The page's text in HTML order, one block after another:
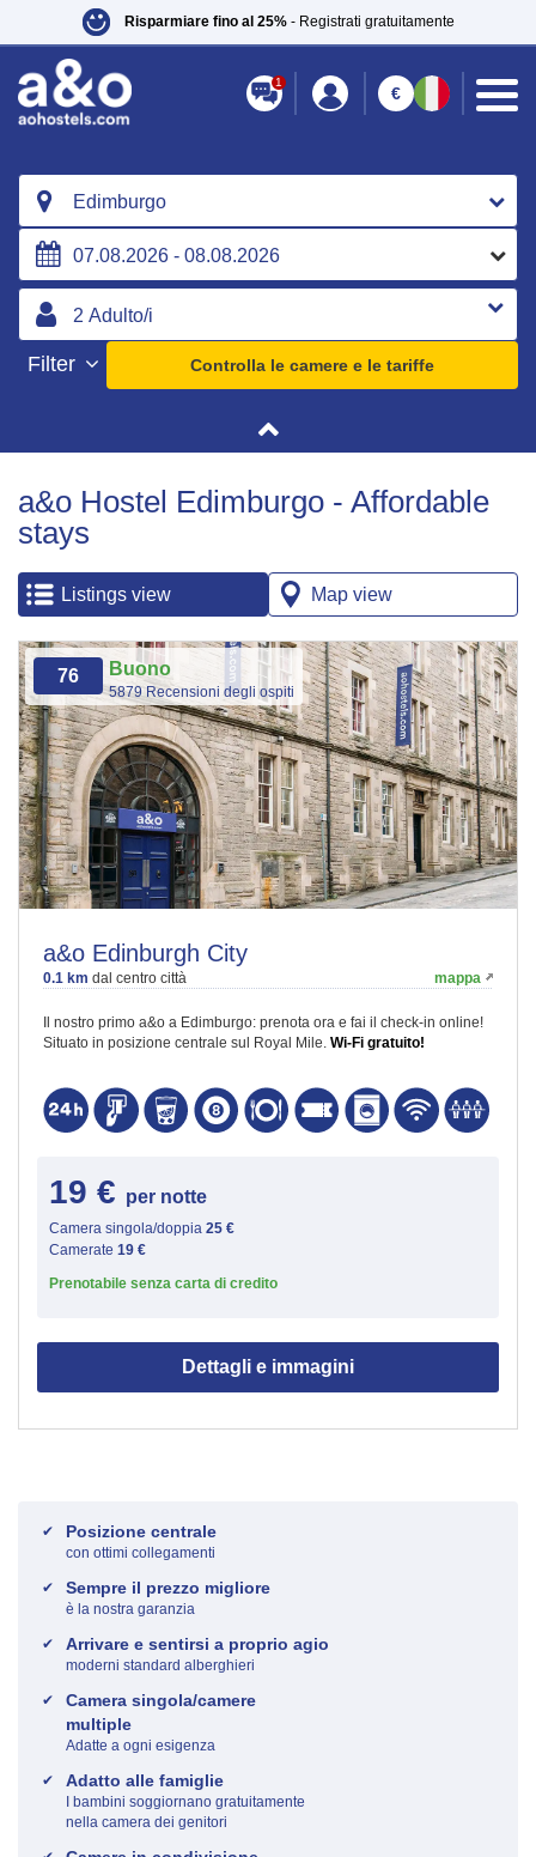
Risparmiare fino al 25% - Registrati gratuitamente
1
€
Edimburgo
Filter Controlla le camere e le tariffe
a&o Hostel Edimburgo - Affordable
stays
Listings view Map view
76 Buono
5879 Recensioni degli ospiti
a&o Edinburgh City
0.1 km dal centro città mappa
Il nostro primo a&o a Edimburgo: prenota ora e fai il check-in online!
Situato in posizione centrale sul Royal Mile. Wi-Fi gratuito!
19 € per notte
Camera singola/doppia 25 €
Camerate 19 €
Prenotabile senza carta di credito
Dettagli e immagini
Posizione centrale
con ottimi collegamenti
Sempre il prezzo migliore
è la nostra garanzia
Arrivare e sentirsi a proprio agio
moderni standard alberghieri
Camera singola/camere
multiple
Adatte a ogni esigenza
Adatto alle famiglie
I bambini soggiornano gratuitamente
nella camera dei genitori